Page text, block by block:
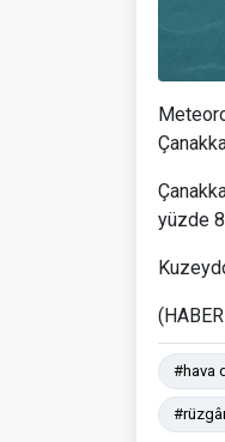
yüzde
#hava